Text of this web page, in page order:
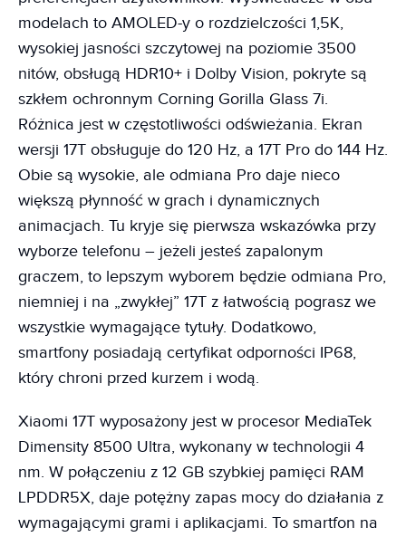
modelach to AMOLED-y o rozdzielczości 1,5K,
wysokiej jasności szczytowej na poziomie 3500
nitów, obsługą HDR10+ i Dolby Vision, pokryte są
szkłem ochronnym Corning Gorilla Glass 7i.
Różnica jest w częstotliwości odświeżania. Ekran
wersji 17T obsługuje do 120 Hz, a 17T Pro do 144 Hz.
Obie są wysokie, ale odmiana Pro daje nieco
większą płynność w grach i dynamicznych
animacjach. Tu kryje się pierwsza wskazówka przy
wyborze telefonu – jeżeli jesteś zapalonym
graczem, to lepszym wyborem będzie odmiana Pro,
niemniej i na „zwykłej” 17T z łatwością pograsz we
wszystkie wymagające tytuły. Dodatkowo,
smartfony posiadają certyfikat odporności IP68,
który chroni przed kurzem i wodą.
Xiaomi 17T wyposażony jest w procesor MediaTek
Dimensity 8500 Ultra, wykonany w technologii 4
nm. W połączeniu z 12 GB szybkiej pamięci RAM
LPDDR5X, daje potężny zapas mocy do działania z
wymagającymi grami i aplikacjami. To smartfon na